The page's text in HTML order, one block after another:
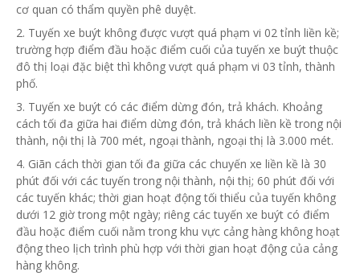
cơ quan cóthẩm quyền phê duyệt.
2. Tuyến xe buýt không được vượt quá phạm vi 02 tỉnh liền kề;
trường hợp điểm đầu hoặc điểm cuối của tuyến xe buýt thuộc
đô thị loại đặc biệt thì không vượt quá phạm vi 03 tỉnh, thành
phố.
3. Tuyến xe buýt có các điểm dừng đón, trả khách. Khoảng
cách tối đa giữa hai điểm dừng đón, trả khách liền kề trong nội
thành, nội thị là 700 mét, ngoại thành, ngoại thị là 3.000 mét.
4. Giãn cách thời gian tối đa giữa các chuyến xe liền kề là 30
phút đối với các tuyến trong nội thành, nội thị; 60 phút đối với
các tuyến khác; thời gian hoạt động tối thiểu của tuyến không
dưới 12 giờ trong một ngày; riêng các tuyến xe buýt có điểm
đầu hoặc điểm cuối nằm trong khu vực cảng hàng không hoạt
động theo lịch trình phù hợp với thời gian hoạt động của cảng
hàng không.